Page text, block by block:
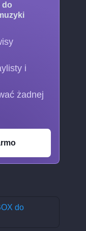
do
i
żadnej
do